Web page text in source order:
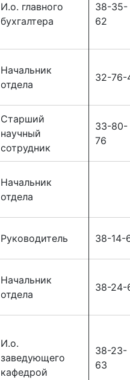
И.о. главного
бухгалтера
38-35-
62
Начальник
отдела
32-76-
Старший
научный
сотрудник
33-80-
76
Начальник
отдела
Руководитель 38-14-
Начальник
отдела
38-24-
И.о.
заведующего
кафедрой
38-23-
63